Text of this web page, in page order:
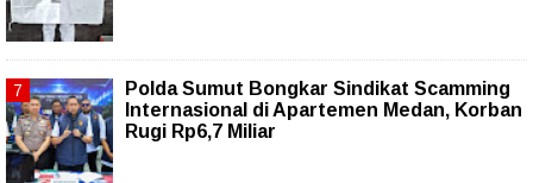
Polda Sumut Bongkar Sindikat Scamming
Internasional di Apartemen Medan, Korban
Rugi Rp6,7 Miliar